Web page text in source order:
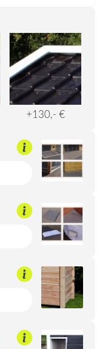
+130,- €